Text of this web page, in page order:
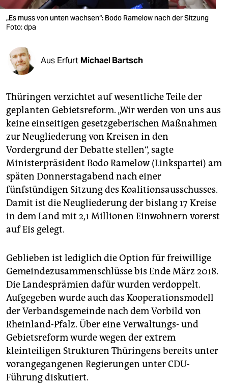
verlag
veranstaltungen
shop
fragen & hilfe
unterstützen
abo
genossenschaft
epaper login
„Es muss von unten wachsen“: Bodo Ramelow nach der Sitzung
Foto: dpa
Aus Erfurt Michael Bartsch
Thüringen verzichtet auf wesentliche Teile der
geplanten Gebietsreform. „Wir werden von uns aus
keine einseitigen gesetzgeberischen Maßnahmen
zur Neugliederung von Kreisen in den
Vordergrund der Debatte stellen“, sagte
Ministerpräsident Bodo Ramelow (Linkspartei) am
späten Donnerstagabend nach einer
fünfstündigen Sitzung des Koalitionsausschusses.
Damit ist die Neugliederung der bislang 17 Kreise
in dem Land mit 2,1 Millionen Einwohnern vorerst
auf Eis gelegt.
Geblieben ist lediglich die Option für freiwillige
Gemeindezusammenschlüsse bis Ende März 2018.
Die Landesprämien dafür wurden verdoppelt.
Aufgegeben wurde auch das Kooperationsmodell
der Verbandsgemeinde nach dem Vorbild von
Rheinland-Pfalz. Über eine Verwaltungs- und
Gebietsreform wurde wegen der extrem
kleinteiligen Strukturen Thüringens bereits unter
vorangegangenen Regierungen unter CDU-
Führung diskutiert.